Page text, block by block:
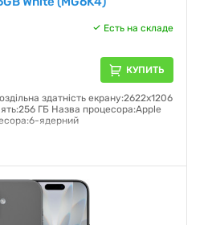
Есть на складе
КУПИТЬ
здатність екрану:2622x1206
ГБ Назва процесора:Apple
ядерний